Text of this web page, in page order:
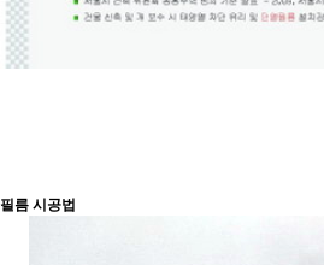
필름 시공법